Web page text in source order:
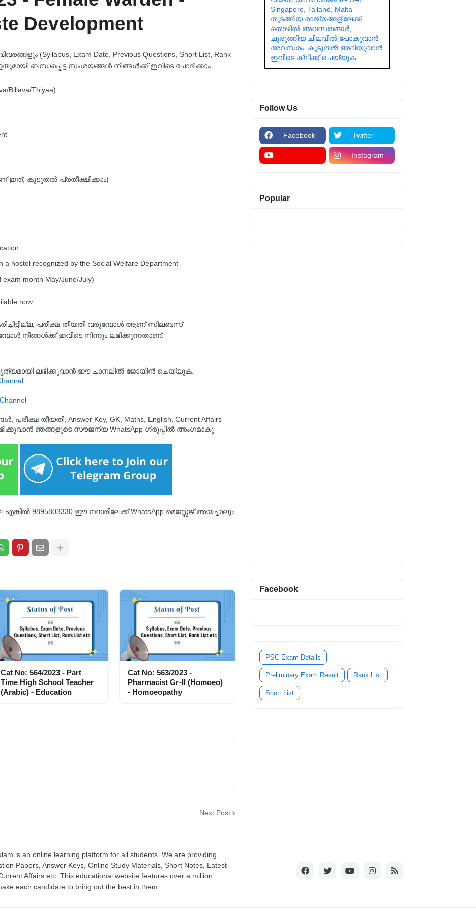
Development
(Syllabus, Exam Date, Previous Questions, Short List, Rank
ബന്ധപ്പെട്ട സംശയങ്ങൾ നിങ്ങൾക്ക് ഇവിടെ ചോദിക്കാം.
Billava/Thiyaa)
ഇത്, കൂടുതൽ പ്രതീക്ഷിക്കാം)
a hostel recognized by the Social Welfare Department
exam month May/June/July)
now
പരീക്ഷ തീയതി വരുമ്പോൾ ആണ് സിലബസ്
നിങ്ങൾക്ക് ഇവിടെ നിന്നും ലഭിക്കുന്നതാണ്.
കൃത്യമായി ലഭിക്കുവാൻ ഈ ചാനലിൽ ജോയിൻ ചെയ്യുക.
തീയതി, Answer Key, GK, Maths, English, Current Affairs
ഞങ്ങളുടെ സൗജന്യ WhatsApp ഗ്രൂപ്പിൽ അംഗമാകൂ
9895803330 ഈ നമ്പരിലേക്ക് WhatsApp മെസ്സേജ് അയച്ചാലും
Cat No: 564/2023 - Part
Time High School Teacher
(Arabic) - Education
Cat No: 563/2023 -
Pharmacist Gr-II (Homoeo)
- Homoeopathy
Next Post
Singapore, Tailand, Malta
തുടങ്ങിയ രാജ്യങ്ങളിലേക്ക്
തൊഴിൽ അവസരങ്ങൾ,
ചുരുങ്ങിയ ചിലവിൽ പോകുവാൻ
അവസരം. കൂടുതൽ അറിയുവാൻ
ഇവിടെ ക്ലിക്ക് ചെയ്യുക.
Follow Us
Facebook Twitter
Instagram
Popular
Facebook
PSC Exam Details
Preliminary Exam Result Rank List
Short List
is an online learning platform for all students. We are providing
Papers, Answer Keys, Online Study Materials, Short Notes, Latest
Affairs etc. This educational website features over a million
each candidate to bring out the best in them.